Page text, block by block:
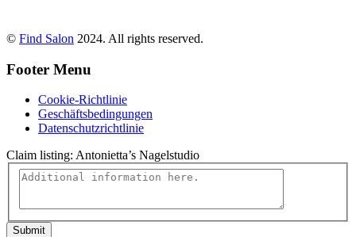
© Find Salon 2024. All rights reserved.
Footer Menu
Cookie-Richtlinie
Geschäftsbedingungen
Datenschutzrichtlinie
Claim listing: Antonietta’s Nagelstudio
Submit